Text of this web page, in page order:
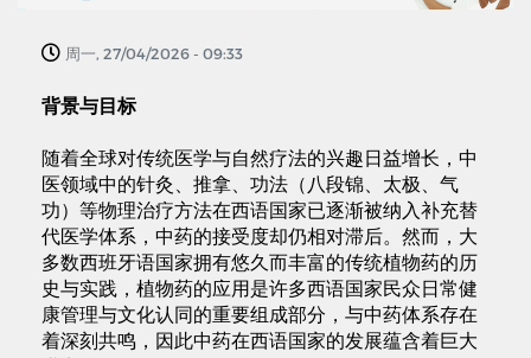
周一, 27/04/2026 - 09:33
背景与目标
随着全球对传统医学与自然疗法的兴趣日益增长，中
医领域中的针灸、推拿、功法（八段锦、太极、气
功）等物理治疗方法在西语国家已逐渐被纳入补充替
代医学体系，中药的接受度却仍相对滞后。然而，大
多数西班牙语国家拥有悠久而丰富的传统植物药的历
史与实践，植物药的应用是许多西语国家民众日常健
康管理与文化认同的重要组成部分，与中药体系存在
着深刻共鸣，因此中药在西语国家的发展蕴含着巨大